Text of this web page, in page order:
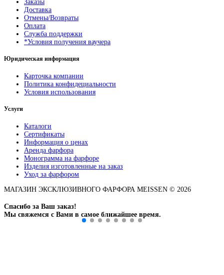
Заказы
Доставка
Отмены/Возвраты
Оплата
Служба поддержки
*Условия получения ваучера
Юридическая информация
Карточка компании
Политика конфидециальности
Условия использования
Услуги
Каталоги
Сертификаты
Информация о ценах
Аренда фарфора
Монограмма на фарфоре
Изделия изготовленные на заказ
Уход за фарфором
МАГАЗИН ЭКСКЛЮЗИВНОГО ФАРФОРА MEISSEN © 2026
Спасибо за Ваш заказ!
Мы свяжемся с Вами в самое ближайшее время.